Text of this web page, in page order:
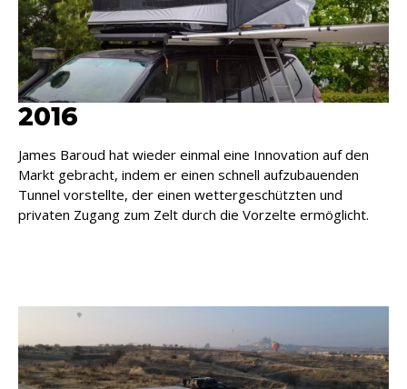
2016
James Baroud hat wieder einmal eine Innovation auf den
Markt gebracht, indem er einen schnell aufzubauenden
Tunnel vorstellte, der einen wettergeschützten und
privaten Zugang zum Zelt durch die Vorzelte ermöglicht.